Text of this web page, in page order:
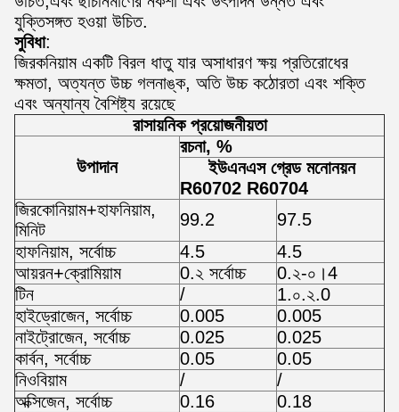
যুক্তিসঙ্গত হওয়া উচিত.
সুবিধা:
জিরকনিয়াম একটি বিরল ধাতু যার অসাধারণ ক্ষয় প্রতিরোধের
ক্ষমতা, অত্যন্ত উচ্চ গলনাঙ্ক, অতি উচ্চ কঠোরতা এবং শক্তি
এবং অন্যান্য বৈশিষ্ট্য রয়েছে
রাসায়নিক প্রয়োজনীয়তা
উপাদান
রচনা, %
ইউএনএস গ্রেড মনোনয়ন
R60702 R60704
জিরকোনিয়াম+হাফনিয়াম,
মিনিট
99.2
97.5
হাফনিয়াম, সর্বোচ্চ
4.5
4.5
আয়রন+ক্রোমিয়াম
0.২ সর্বোচ্চ
0.২-০।4
টিন
/
1.০.২.0
হাইড্রোজেন, সর্বোচ্চ
0.005
0.005
নাইট্রোজেন, সর্বোচ্চ
0.025
0.025
কার্বন, সর্বোচ্চ
0.05
0.05
নিওবিয়াম
/
/
অক্সিজেন, সর্বোচ্চ
0.16 0.18